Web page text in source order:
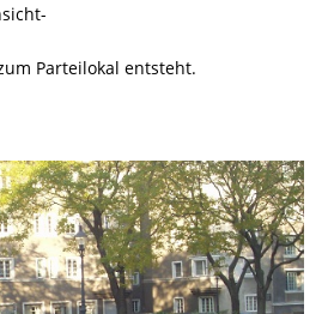
Parteilokal entsteht.